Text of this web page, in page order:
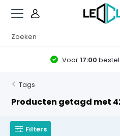
Voor17:00
Tags
Producten getagd met
Filters